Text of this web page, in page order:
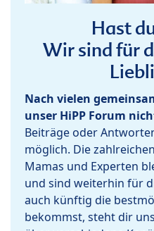
Hast
Wir sind für
Nach vielen
unser HiPP Forum
Beiträge oder
möglich. Die
Mamas und Experten
und sind weiterhin für
auch künftig die
bekommst, steht dir